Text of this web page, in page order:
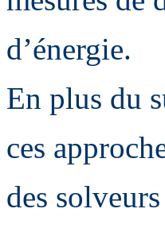
d’énergie.
En plus du
ces
des